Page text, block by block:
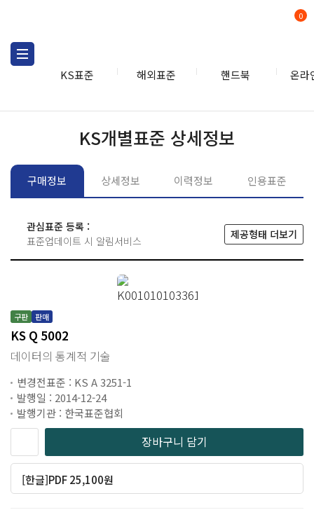
KS표준 해외표준 핸드북 온라
0
KS개별표준 상세정보
구매정보 상세정보 이력정보 인용표준
관심표준 등록 :
표준업데이트 시 알림서비스
제공형태 더보기
구판 판매
KS Q 5002
데이터의 통계적 기술
변경전표준 : KS A 3251-1
발행일 : 2014-12-24
발행기관 : 한국표준협회
장바구니 담기
[한글]PDF 25,100원